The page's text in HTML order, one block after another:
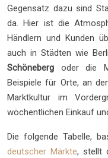
Gegensatz dazu sind
da. Hier ist die
Händlern und Kunden
auch in Städten wie
Schöneberg oder die
Beispiele für Orte, an
Marktkultur im
wöchentlichen Einkauf
Die folgende Tabelle,
deutscher Märkte, stellt